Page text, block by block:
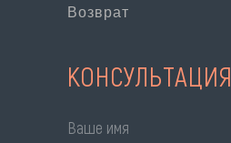
КОНСУЛЬТАЦИЯ
Ваше имя
Возврат